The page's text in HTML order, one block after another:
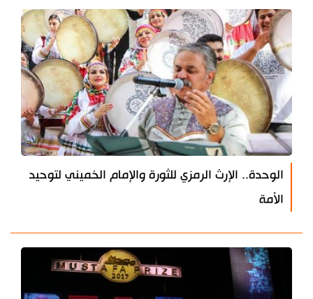
الوحدة.. الإرث الرمزي للثورة والإمام الخميني لتوحيد
الأمة